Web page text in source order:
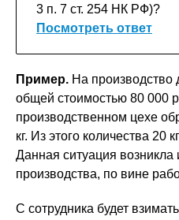
3 п. 7 ст. 254 НК РФ)?
Посмотреть ответ
Пример. На производство
общей стоимостью 80 000
производственном цехе
кг. Из этого количества
Данная ситуация возникла
производства, по вине
С сотрудника будет